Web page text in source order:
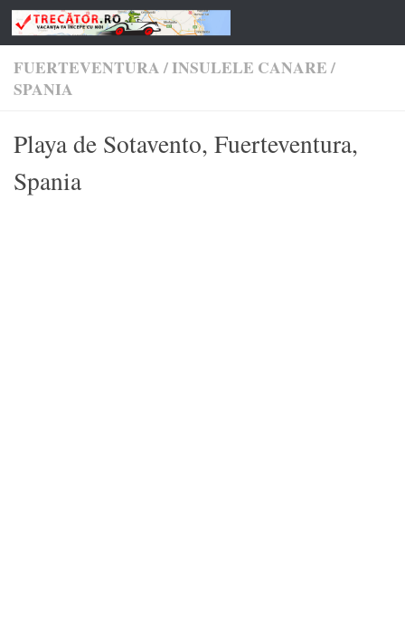
Skip to content
FUERTEVENTURA/INSULELE CANARE/
SPANIA
Playa de Sotavento, Fuerteventura,
Spania